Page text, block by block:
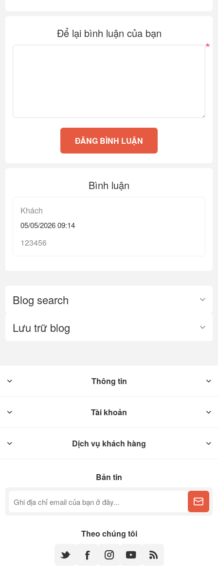
Blog search
Lưu trữ blog
Để lại bình luận của bạn
*
ĐĂNG BÌNH LUẬN
Bình luận
Khách
05/05/2026 09:14
123456
Thông tin
Tài khoản
Dịch vụ khách hàng
Bản tin
Theo chúng tôi